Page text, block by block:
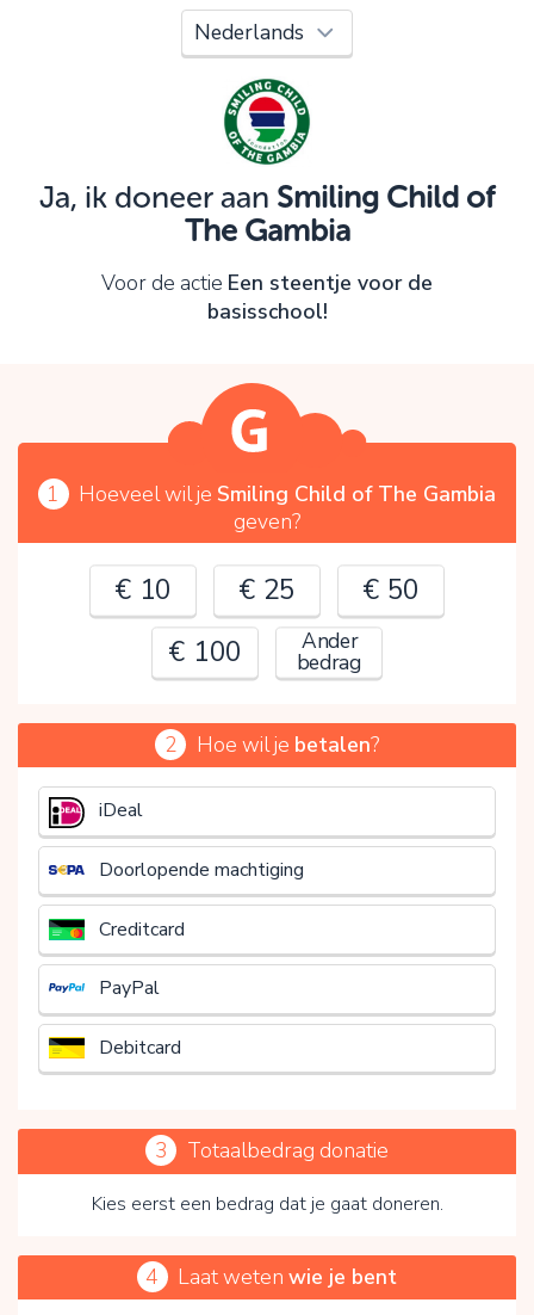
Ja, ik doneer aan Smiling Child of
The Gambia
Voor de actie Een steentje voor de
basisschool!
1 Hoeveel wil je Smiling Child of The Gambia
geven?
€ 10 € 25
€ 50
€ 100
Ander
bedrag
€
2 Hoe wil je betalen?
iDeal
Doorlopende machtiging
Creditcard
PayPal
Debitcard
3 Totaalbedrag donatie
Kies eerst een bedrag dat je gaat doneren.
4 Laat wetenwie je bent
Oeps!
Je kunt nog niet verder vanwege:
Controleer en verbeter je invoer en probeer het
OK